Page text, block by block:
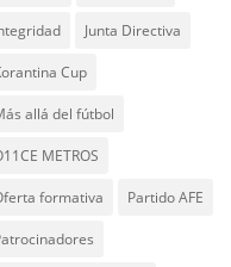
Junta Directiva
Cup
allá del fútbol
METROS
formativa Partido AFE